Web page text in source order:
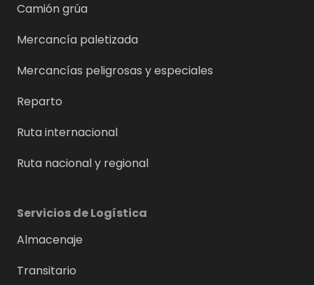
Camión grúa
Mercancía paletizada
Mercancías peligrosas y especiales
Reparto
Ruta internacional
Ruta nacional y regional
Servicios de Logística
Almacenaje
Transitario